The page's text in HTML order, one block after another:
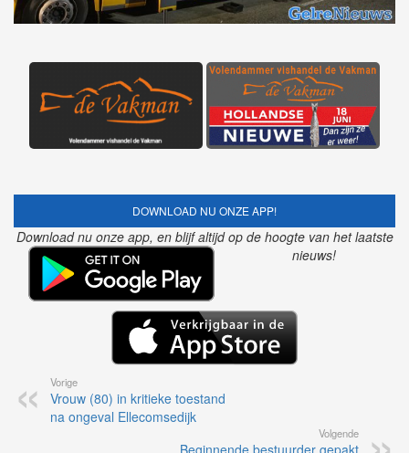
DOWNLOAD NU ONZE APP!
Download nu onze app, en blijf altijd op de hoogte van het laatste
nieuws!
Vorige
Vrouw (80) in kritieke toestand
na ongeval Ellecomsedijk
Volgende
Beginnende bestuurder gepakt